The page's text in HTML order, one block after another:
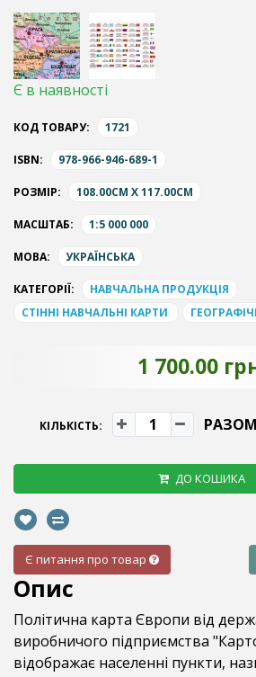
Є в наявності
КОД ТОВАРУ: 1721
ISBN: 978-966-946-689-1
РОЗМІР: 108.00CM X 117.00CM
МАСШТАБ: 1:5 000 000
МОВА: УКРАЇНСЬКА
КАТЕГОРІЇ:
НАВЧАЛЬНА ПРОДУКЦІЯ
СТІННІ НАВЧАЛЬНІ КАРТИ
1 700.00
КІЛЬКІСТЬ:
ДО КОШИКА
Є питання про товар
Опис
Політична карта Європи від
виробничого підприємства
відображає населенні пункти,